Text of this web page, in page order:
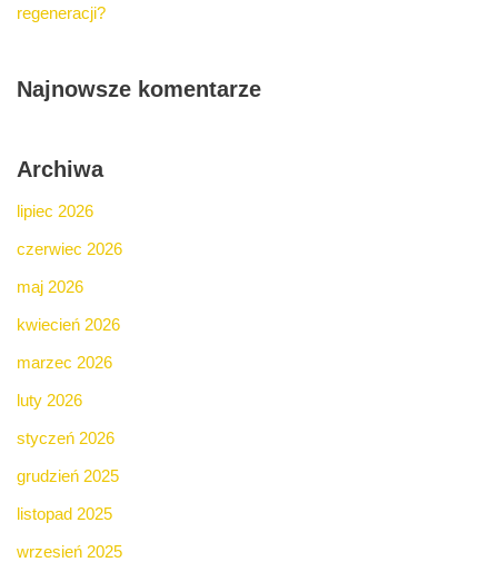
regeneracji?
Najnowsze komentarze
Archiwa
lipiec 2026
czerwiec 2026
maj 2026
kwiecień 2026
marzec 2026
luty 2026
styczeń 2026
grudzień 2025
listopad 2025
wrzesień 2025